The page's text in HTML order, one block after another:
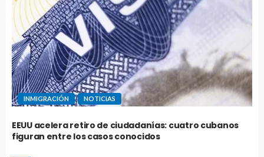
INMIGRACIÓN NOTICIAS
EEUU acelera retiro de ciudadanías: cuatro cubanos
figuran entre los casos conocidos